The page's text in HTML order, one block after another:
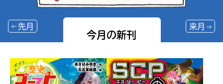
今月の新刊
先月 来月